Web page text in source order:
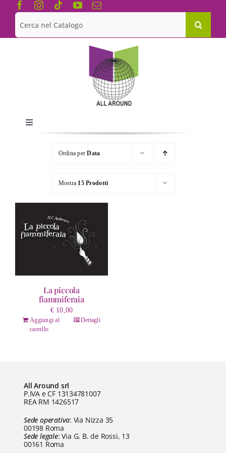
Salta
contenuto
Cerca
per:
Toggle
Navigation
Chi siamo
Le Collane
Catalogo
Ordina perData
Mostra 15 Prodotti
La piccola
fiammiferaia
€10,00
Aggiungi al
carrello
Dettagli
All Around srl
P.IVA e CF 13134781007
REA RM 1426517
Sede operativa: Via Nizza 35
00198 Roma
Sede legale: Via G. B. de Rossi, 13
00161 Roma